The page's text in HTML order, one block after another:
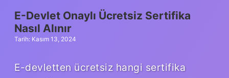
E-Devlet Onaylı Ücretsiz Sertifika
Nasıl Alınır
Tarih: Kasım 13, 2024
E-devletten ücretsiz hangi sertifika